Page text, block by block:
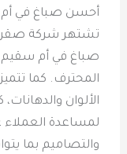
أحسن صباغ في
تشتهر شركة صقر
صباغ في أم سقيم
المحترف. كما
الألوان
لمساعدة العملاء
والتصاميم بما